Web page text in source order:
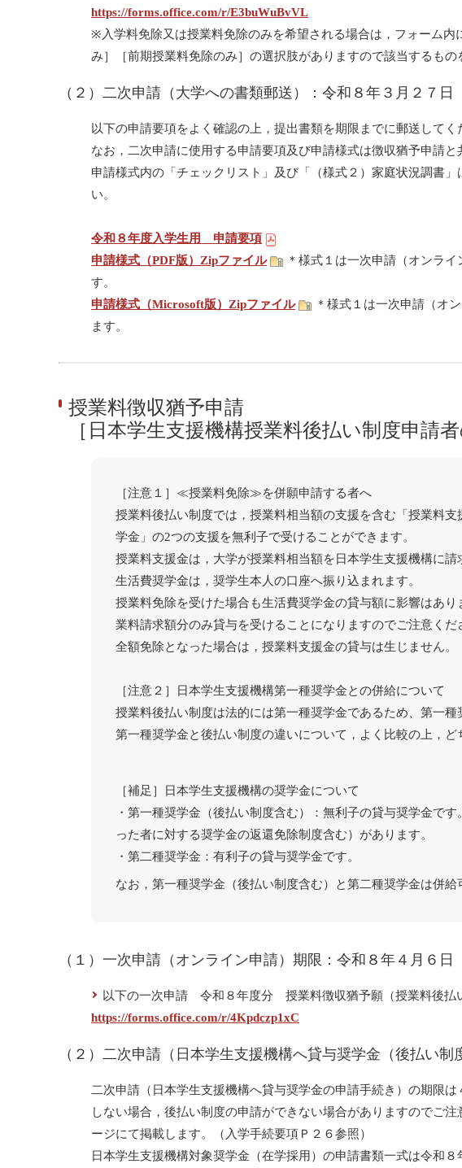
https://forms.office.com/r/E3buWuBvVL
※入学料免除又は授業料免除のみを希望される場合は，フォーム
み］［前期授業料免除のみ］の選択肢がありますので該当するもの
（２）二次申請（大学への書類郵送）：令和８年３月２７日
以下の申請要項をよく確認の上，提出書類を期限までに郵送してく
なお，二次申請に使用する申請要項及び申請様式は徴収猶予申請と
申請様式内の「チェックリスト」及び「（様式２）家庭状況調書
い。
令和８年度入学生用 申請要項
申請様式（PDF版）Zipファイル
＊様式１は一次申請（オンラ
す。
申請様式（Microsoft版）Zipファイル
＊様式１は一次申請（オ
ます。
授業料徴収猶予申請
［日本学生支援機構授業料後払い制度申請者
［注意１］≪授業料免除≫を併願申請する者へ
授業料後払い制度では，授業料相当額の支援を含む「授業料
学金」の2つの支援を無利子で受けることができます。
授業料支援金は，大学が授業料相当額を日本学生支援機構に請
生活費奨学金は，奨学生本人の口座へ振り込まれます。
授業料免除を受けた場合も生活費奨学金の貸与額に影響はあ
業料請求額分のみ貸与を受けることになりますのでご注意くだ
全額免除となった場合は，授業料支援金の貸与は生じません。
［注意２］日本学生支援機構第一種奨学金との併給について
授業料後払い制度は法的には第一種奨学金であるため、第一種
第一種奨学金と後払い制度の違いについて，よく比較の上，ど
［補足］日本学生支援機構の奨学金について
・第一種奨学金（後払い制度含む）：無利子の貸与奨学金で
った者に対する奨学金の返還免除制度含む）があります。
・第二種奨学金：有利子の貸与奨学金です。
なお，第一種奨学金（後払い制度含む）と第二種奨学金は併給
（１）一次申請（オンライン申請）期限：令和８年４月６日
以下の一次申請 令和８年度分 授業料徴収猶予願（授業料後払
https://forms.office.com/r/4Kpdczp1xC
（２）二次申請（日本学生支援機構へ貸与奨学金（後払い
二次申請（日本学生支援機構へ貸与奨学金の申請手続き）の期限
しない場合，後払い制度の申請ができない場合がありますのでご
ージにて掲載します。（入学手続要項Ｐ２６参照）
日本学生支援機構対象奨学金（在学採用）の申請書類一式は令和